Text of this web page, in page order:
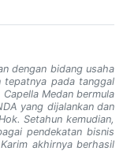
dengan bidang usaha
tepatnya pada tanggal
Medan bermula
yang dijalankan dan
Setahun kemudian,
pendekatan bisnis
akhirnya berhasil